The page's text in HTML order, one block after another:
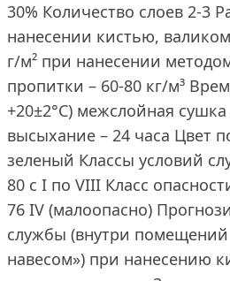
30% Количество слоев 2-3
нанесении кистью,
г/м² при нанесении
пропитки – 60-80 кг/м³
+20±2°C) межслойная
высыхание – 24 часа Цвет
зеленый Классы условий
80 с I по VIII Класс
76 IV (малоопасно)
службы (внутри
навесом») при нанесению